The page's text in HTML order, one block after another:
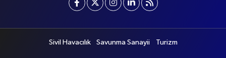
Sivil Havacılık Savunma Sanayii Turizm